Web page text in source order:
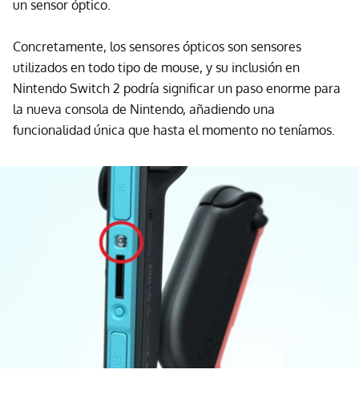
un sensor óptico.
Concretamente, los sensores ópticos son sensores
utilizados en todo tipo de mouse, y su inclusión en
Nintendo Switch 2 podría significar un paso enorme para
la nueva consola de Nintendo, añadiendo una
funcionalidad única que hasta el momento no teníamos.